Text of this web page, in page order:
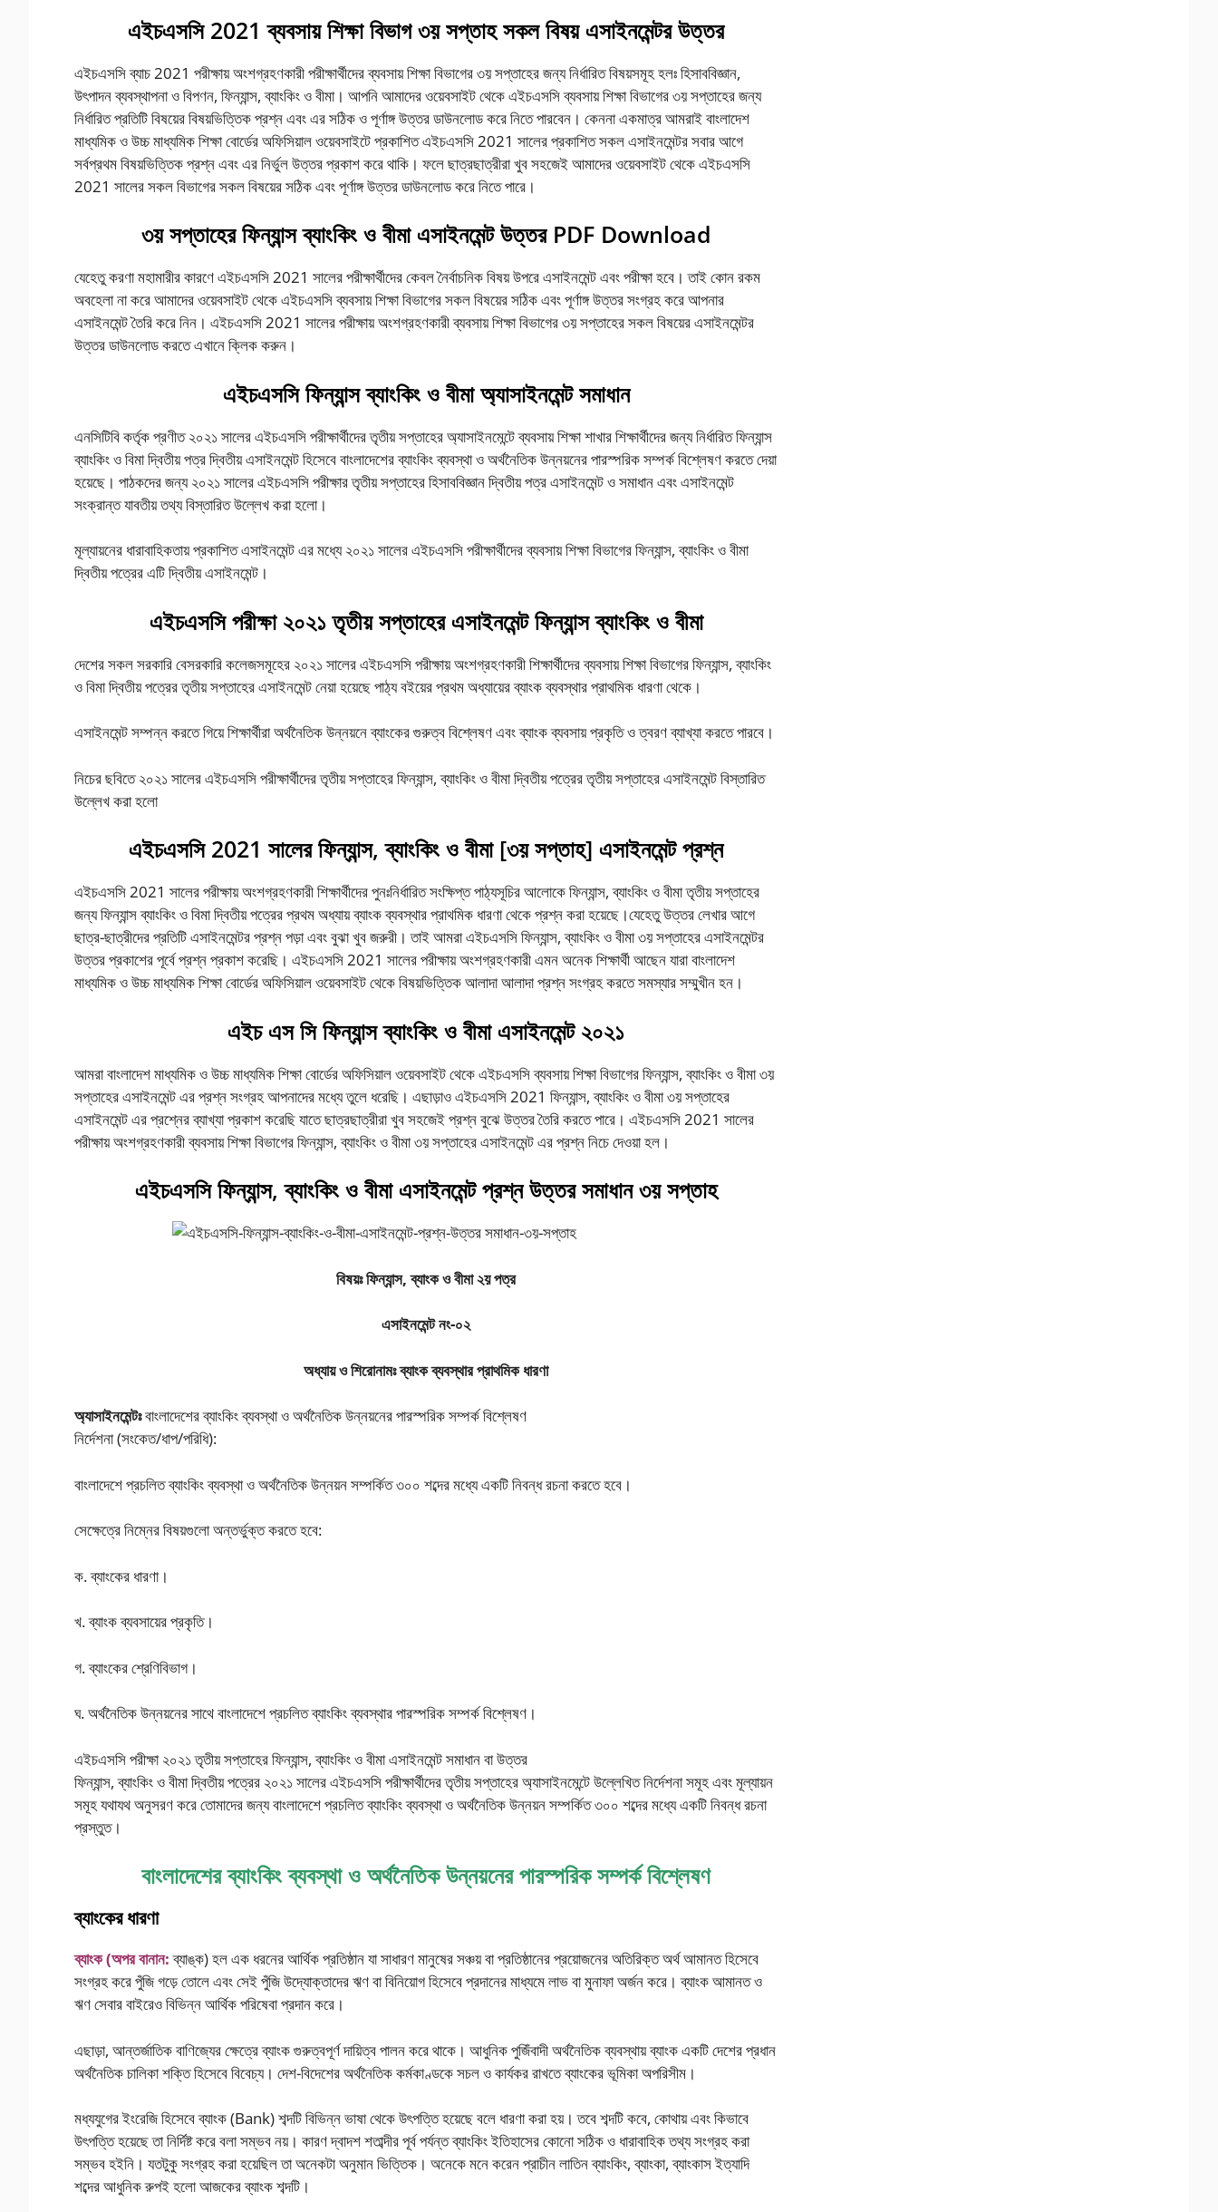
এইচএসসি 2021 ব্যবসায় শিক্ষা বিভাগ ৩য় সপ্তাহ সকল বিষয় এসাইনমেন্টর উত্তর
এইচএসসি ব্যাচ 2021 পরীক্ষায় অংশগ্রহণকারী পরীক্ষার্থীদের ব্যবসায় শিক্ষা বিভাগের ৩য় সপ্তাহের জন্য নির্ধারিত বিষয়সমূহ হলঃ হিসাববিজ্ঞান,
উৎপাদন ব্যবস্থাপনা ও বিপণন, ফিন্যান্স, ব্যাংকিং ও বীমা। আপনি আমাদের ওয়েবসাইট থেকে এইচএসসি ব্যবসায় শিক্ষা বিভাগের ৩য় সপ্তাহের জন্য
নির্ধারিত প্রতিটি বিষয়ের বিষয়ভিত্তিক প্রশ্ন এবং এর সঠিক ও পূর্ণাঙ্গ উত্তর ডাউনলোড করে নিতে পারবেন। কেননা একমাত্র আমরাই বাংলাদেশ
মাধ্যমিক ও উচ্চ মাধ্যমিক শিক্ষা বোর্ডের অফিসিয়াল ওয়েবসাইটে প্রকাশিত এইচএসসি 2021 সালের প্রকাশিত সকল এসাইনমেন্টর সবার আগে
সর্বপ্রথম বিষয়ভিত্তিক প্রশ্ন এবং এর নির্ভুল উত্তর প্রকাশ করে থাকি। ফলে ছাত্রছাত্রীরা খুব সহজেই আমাদের ওয়েবসাইট থেকে এইচএসসি
2021 সালের সকল বিভাগের সকল বিষয়ের সঠিক এবং পূর্ণাঙ্গ উত্তর ডাউনলোড করে নিতে পারে।
৩য় সপ্তাহের ফিন্যান্স ব্যাংকিং ও বীমা এসাইনমেন্ট উত্তর PDF Download
যেহেতু করণা মহামারীর কারণে এইচএসসি 2021 সালের পরীক্ষার্থীদের কেবল নৈর্বাচনিক বিষয় উপরে এসাইনমেন্ট এবং পরীক্ষা হবে। তাই কোন রকম
অবহেলা না করে আমাদের ওয়েবসাইট থেকে এইচএসসি ব্যবসায় শিক্ষা বিভাগের সকল বিষয়ের সঠিক এবং পূর্ণাঙ্গ উত্তর সংগ্রহ করে আপনার
এসাইনমেন্ট তৈরি করে নিন। এইচএসসি 2021 সালের পরীক্ষায় অংশগ্রহণকারী ব্যবসায় শিক্ষা বিভাগের ৩য় সপ্তাহের সকল বিষয়ের এসাইনমেন্টর
উত্তর ডাউনলোড করতে এখানে ক্লিক করুন।
এইচএসসি ফিন্যান্স ব্যাংকিং ও বীমা অ্যাসাইনমেন্ট সমাধান
এনসিটিবি কর্তৃক প্রণীত ২০২১ সালের এইচএসসি পরীক্ষার্থীদের তৃতীয় সপ্তাহের অ্যাসাইনমেন্টে ব্যবসায় শিক্ষা শাখার শিক্ষার্থীদের জন্য নির্ধারিত ফিন্যান্স
ব্যাংকিং ও বিমা দ্বিতীয় পত্র দ্বিতীয় এসাইনমেন্ট হিসেবে বাংলাদেশের ব্যাংকিং ব্যবস্থা ও অর্থনৈতিক উন্নয়নের পারস্পরিক সম্পর্ক বিশ্লেষণ করতে দেয়া
হয়েছে। পাঠকদের জন্য ২০২১ সালের এইচএসসি পরীক্ষার তৃতীয় সপ্তাহের হিসাববিজ্ঞান দ্বিতীয় পত্র এসাইনমেন্ট ও সমাধান এবং এসাইনমেন্ট
সংক্রান্ত যাবতীয় তথ্য বিস্তারিত উল্লেখ করা হলো।
মূল্যায়নের ধারাবাহিকতায় প্রকাশিত এসাইনমেন্ট এর মধ্যে ২০২১ সালের এইচএসসি পরীক্ষার্থীদের ব্যবসায় শিক্ষা বিভাগের ফিন্যান্স, ব্যাংকিং ও বীমা
দ্বিতীয় পত্রের এটি দ্বিতীয় এসাইনমেন্ট।
এইচএসসি পরীক্ষা ২০২১ তৃতীয় সপ্তাহের এসাইনমেন্ট ফিন্যান্স ব্যাংকিং ও বীমা
দেশের সকল সরকারি বেসরকারি কলেজসমূহের ২০২১ সালের এইচএসসি পরীক্ষায় অংশগ্রহণকারী শিক্ষার্থীদের ব্যবসায় শিক্ষা বিভাগের ফিন্যান্স, ব্যাংকিং
ও বিমা দ্বিতীয় পত্রের তৃতীয় সপ্তাহের এসাইনমেন্ট নেয়া হয়েছে পাঠ্য বইয়ের প্রথম অধ্যায়ের ব্যাংক ব্যবস্থার প্রাথমিক ধারণা থেকে।
এসাইনমেন্ট সম্পন্ন করতে গিয়ে শিক্ষার্থীরা অর্থনৈতিক উন্নয়নে ব্যাংকের গুরুত্ব বিশ্লেষণ এবং ব্যাংক ব্যবসায় প্রকৃতি ও ত্বরণ ব্যাখ্যা করতে পারবে।
নিচের ছবিতে ২০২১ সালের এইচএসসি পরীক্ষার্থীদের তৃতীয় সপ্তাহের ফিন্যান্স, ব্যাংকিং ও বীমা দ্বিতীয় পত্রের তৃতীয় সপ্তাহের এসাইনমেন্ট বিস্তারিত
উল্লেখ করা হলো
এইচএসসি 2021 সালের ফিন্যান্স, ব্যাংকিং ও বীমা [৩য় সপ্তাহ] এসাইনমেন্ট প্রশ্ন
এইচএসসি 2021 সালের পরীক্ষায় অংশগ্রহণকারী শিক্ষার্থীদের পুনঃনির্ধারিত সংক্ষিপ্ত পাঠ্যসূচির আলোকে ফিন্যান্স, ব্যাংকিং ও বীমা তৃতীয় সপ্তাহের
জন্য ফিন্যান্স ব্যাংকিং ও বিমা দ্বিতীয় পত্রের প্রথম অধ্যায় ব্যাংক ব্যবস্থার প্রাথমিক ধারণা থেকে প্রশ্ন করা হয়েছে।যেহেতু উত্তর লেখার আগে
ছাত্র-ছাত্রীদের প্রতিটি এসাইনমেন্টর প্রশ্ন পড়া এবং বুঝা খুব জরুরী। তাই আমরা এইচএসসি ফিন্যান্স, ব্যাংকিং ও বীমা ৩য় সপ্তাহের এসাইনমেন্টর
উত্তর প্রকাশের পূর্বে প্রশ্ন প্রকাশ করেছি। এইচএসসি 2021 সালের পরীক্ষায় অংশগ্রহণকারী এমন অনেক শিক্ষার্থী আছেন যারা বাংলাদেশ
মাধ্যমিক ও উচ্চ মাধ্যমিক শিক্ষা বোর্ডের অফিসিয়াল ওয়েবসাইট থেকে বিষয়ভিত্তিক আলাদা আলাদা প্রশ্ন সংগ্রহ করতে সমস্যার সম্মুখীন হন।
এইচ এস সি ফিন্যান্স ব্যাংকিং ও বীমা এসাইনমেন্ট ২০২১
আমরা বাংলাদেশ মাধ্যমিক ও উচ্চ মাধ্যমিক শিক্ষা বোর্ডের অফিসিয়াল ওয়েবসাইট থেকে এইচএসসি ব্যবসায় শিক্ষা বিভাগের ফিন্যান্স, ব্যাংকিং ও বীমা ৩য়
সপ্তাহের এসাইনমেন্ট এর প্রশ্ন সংগ্রহ আপনাদের মধ্যে তুলে ধরেছি। এছাড়াও এইচএসসি 2021 ফিন্যান্স, ব্যাংকিং ও বীমা ৩য় সপ্তাহের
এসাইনমেন্ট এর প্রশ্নের ব্যাখ্যা প্রকাশ করেছি যাতে ছাত্রছাত্রীরা খুব সহজেই প্রশ্ন বুঝে উত্তর তৈরি করতে পারে। এইচএসসি 2021 সালের
পরীক্ষায় অংশগ্রহণকারী ব্যবসায় শিক্ষা বিভাগের ফিন্যান্স, ব্যাংকিং ও বীমা ৩য় সপ্তাহের এসাইনমেন্ট এর প্রশ্ন নিচে দেওয়া হল।
এইচএসসি ফিন্যান্স, ব্যাংকিং ও বীমা এসাইনমেন্ট প্রশ্ন উত্তর সমাধান ৩য় সপ্তাহ
বিষয়ঃফিন্যান্স,ব্যাংকওবীমা২য়পত্র
এসাইনমেন্টনং-০২
অধ্যায়ওশিরোনামঃব্যাংকব্যবস্থারপ্রাথমিকধারণা
অ্যাসাইনমেন্টঃবাংলাদেশের ব্যাংকিং ব্যবস্থা ও অর্থনৈতিক উন্নয়নের পারস্পরিক সম্পর্ক বিশ্লেষণ
নির্দেশনা (সংকেত/ধাপ/পরিধি):
বাংলাদেশে প্রচলিত ব্যাংকিং ব্যবস্থা ও অর্থনৈতিক উন্নয়ন সম্পর্কিত ৩০০ শব্দের মধ্যে একটি নিবন্ধ রচনা করতে হবে।
সেক্ষেত্রে নিম্নের বিষয়গুলাে অন্তর্ভুক্ত করতে হবে:
ক. ব্যাংকের ধারণা।
খ. ব্যাংক ব্যবসায়ের প্রকৃতি।
গ. ব্যাংকের শ্রেণিবিভাগ।
ঘ. অর্থনৈতিক উন্নয়নের সাথে বাংলাদেশে প্রচলিত ব্যাংকিং ব্যবস্থার পারস্পরিক সম্পর্ক বিশ্লেষণ।
এইচএসসি পরীক্ষা ২০২১ তৃতীয় সপ্তাহের ফিন্যান্স, ব্যাংকিং ও বীমা এসাইনমেন্ট সমাধান বা উত্তর
ফিন্যান্স, ব্যাংকিং ও বীমা দ্বিতীয় পত্রের ২০২১ সালের এইচএসসি পরীক্ষার্থীদের তৃতীয় সপ্তাহের অ্যাসাইনমেন্টে উল্লেখিত নির্দেশনা সমূহ এবং মূল্যায়ন
সমূহ যথাযথ অনুসরণ করে তোমাদের জন্য বাংলাদেশে প্রচলিত ব্যাংকিং ব্যবস্থা ও অর্থনৈতিক উন্নয়ন সম্পর্কিত ৩০০ শব্দের মধ্যে একটি নিবন্ধ রচনা
প্রস্তুত।
বাংলাদেশের ব্যাংকিং ব্যবস্থা ও অর্থনৈতিক উন্নয়নের পারস্পরিক সম্পর্ক বিশ্লেষণ
ব্যাংকের ধারণা
ব্যাংক (অপর বানান: ব্যাঙ্ক) হল এক ধরনের আর্থিক প্রতিষ্ঠান যা সাধারণ মানুষের সঞ্চয় বা প্রতিষ্ঠানের প্রয়োজনের অতিরিক্ত অর্থ আমানত হিসেবে
সংগ্রহ করে পুঁজি গড়ে তোলে এবং সেই পুঁজি উদ্যোক্তাদের ঋণ বা বিনিয়োগ হিসেবে প্রদানের মাধ্যমে লাভ বা মুনাফা অর্জন করে। ব্যাংক আমানত ও
ঋণ সেবার বাইরেও বিভিন্ন আর্থিক পরিষেবা প্রদান করে।
এছাড়া, আন্তর্জাতিক বাণিজ্যের ক্ষেত্রে ব্যাংক গুরুত্বপূর্ণ দায়িত্ব পালন করে থাকে। আধুনিক পুজিঁবাদী অর্থনৈতিক ব্যবস্থায় ব্যাংক একটি দেশের প্রধান
অর্থনৈতিক চালিকা শক্তি হিসেবে বিবেচ্য। দেশ-বিদেশের অর্থনৈতিক কর্মকাণ্ডকে সচল ও কার্যকর রাখতে ব্যাংকের ভূমিকা অপরিসীম।
মধ্যযুগের ইংরেজি হিসেবে ব্যাংক (Bank) শব্দটি বিভিন্ন ভাষা থেকে উৎপত্তি হয়েছে বলে ধারণা করা হয়। তবে শব্দটি কবে, কোথায় এবং কিভাবে
উৎপত্তি হয়েছে তা নির্দিষ্ট করে বলা সম্ভব নয়। কারণ দ্বাদশ শতাব্দীর পূর্ব পর্যন্ত ব্যাংকিং ইতিহাসের কোনো সঠিক ও ধারাবাহিক তথ্য সংগ্রহ করা
সম্ভব হইনি। যতটুকু সংগ্রহ করা হয়েছিল তা অনেকটা অনুমান ভিত্তিক। অনেকে মনে করেন প্রাচীন লাতিন ব্যাংকিং, ব্যাংকা, ব্যাংকাস ইত্যাদি
শব্দের আধুনিক রুপই হলো আজকের ব্যাংক শব্দটি।